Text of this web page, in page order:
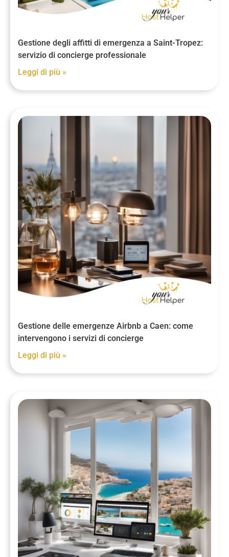
Gestione degli affitti di emergenza a Saint-Tropez:
servizio di concierge professionale
Leggi di più »
Gestione delle emergenze Airbnb a Caen: come
intervengono i servizi di concierge
Leggi di più »